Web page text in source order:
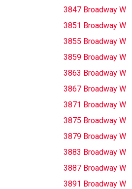
3847 Broadway W
3851 Broadway W
3855 Broadway W
3859 Broadway W
3863 Broadway W
3867 Broadway W
3871 Broadway W
3875 Broadway W
3879 Broadway W
3883 Broadway W
3887 Broadway W
3891 Broadway W